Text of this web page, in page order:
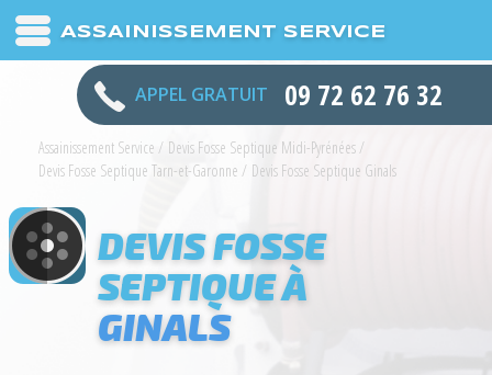
ASSAINISSEMENT SERVICE
APPEL GRATUIT 09 72 62 76 32
Assainissement Service / Devis Fosse Septique Midi-Pyrénées/
Devis Fosse Septique Tarn-et-Garonne / Devis Fosse Septique Ginals
DEVIS FOSSE
SEPTIQUE À
GINALS